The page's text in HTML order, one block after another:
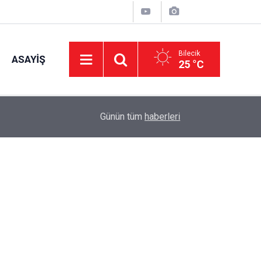
ASAYIŞ Bilecik
25 °C
Firari sapık jandarmadan kaçamadı!
Günün tüm haberleri